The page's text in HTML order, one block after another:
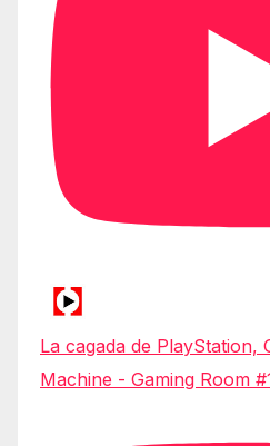
La cagada de PlayStation,
Machine - Gaming Room